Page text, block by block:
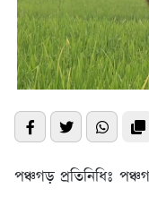
পঞ্চগড় প্রতিনিধিঃ